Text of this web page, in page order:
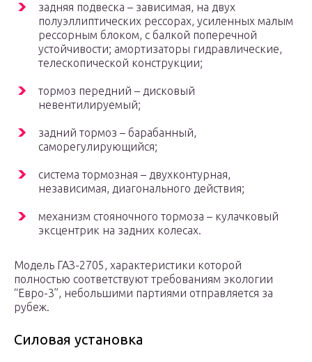
задняя подвеска – зависимая, на двух
полуэллиптических рессорах, усиленных малым
рессорным блоком, с балкой поперечной
устойчивости; амортизаторы гидравлические,
телескопической конструкции;
тормоз передний – дисковый
невентилируемый;
задний тормоз – барабанный,
саморегулирующийся;
система тормозная – двухконтурная,
независимая, диагонального действия;
механизм стояночного тормоза – кулачковый
эксцентрик на задних колесах.
Модель ГАЗ-2705, характеристики которой
полностью соответствуют требованиям экологии
“Евро-3”, небольшими партиями отправляется за
рубеж.
Силовая установка